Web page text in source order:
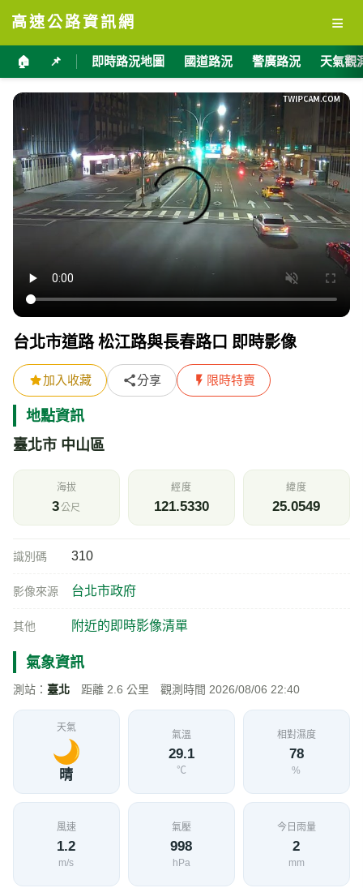
高速公路資訊網 ≡
🏠 📌 即時路況地圖 國道路況 警廣路況 天氣觀
台北市道路 松江路與長春路口 即時影像
加入收藏 分享 限時特賣
地點資訊
臺北市 中山區
海拔
3公尺
經度
121.5330
緯度
25.0549
識別碼 310
影像來源 台北市政府
其他 附近的即時影像清單
氣象資訊
測站： 臺北 距離 2.6 公里 觀測時間 2026/08/06 22:40
天氣
晴
氣溫
29.1
℃
相對濕度
78
%
風速
1.2
m/s
氣壓
998
hPa
今日雨量
2
mm